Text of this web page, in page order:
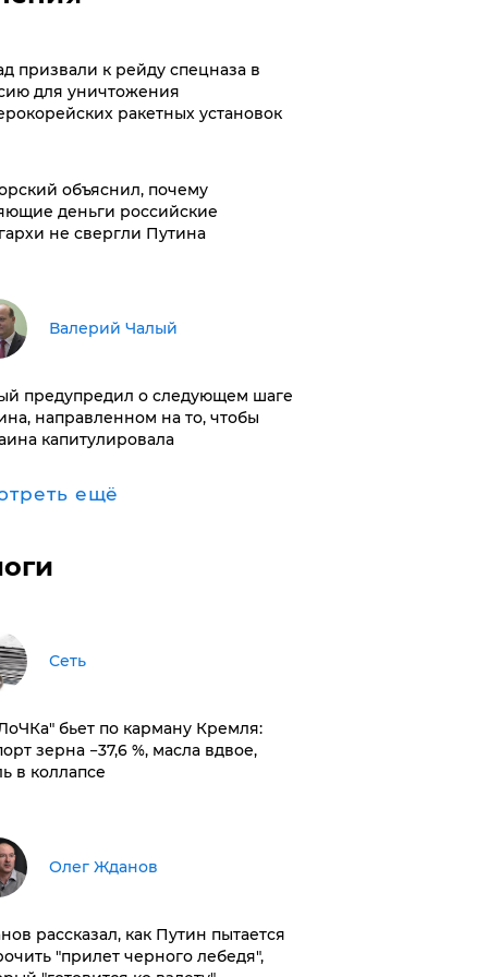
призвали к рейду спецназа в
для уничтожения
ракетных установок
объяснил, почему
деньги российские
не свергли Путина
Валерий Чалый
предупредил о следующем шаге
направленном на то, чтобы
капитулировала
ещё
Сеть
бьет по карману Кремля:
зерна −37,6 %, масла вдвое,
в коллапсе
Олег Жданов
рассказал, как Путин пытается
"прилет черного лебедя",